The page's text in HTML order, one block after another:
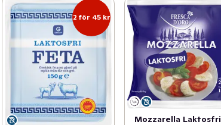
2 för 45 kr
Mozzarella Laktosfri